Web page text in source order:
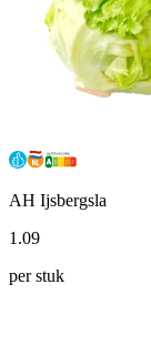
AH Ijsbergsla
1.09
per stuk